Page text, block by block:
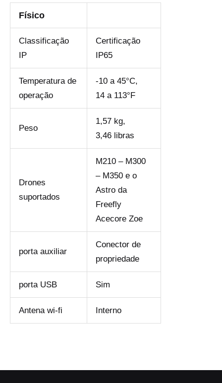
Físico
Classificação
IP
Certificação
IP65
Temperatura de
operação
-10 a 45°C,
14 a 113°F
Peso
1,57 kg,
3,46 libras
Drones
suportados
M210 – M300
– M350 e o
Astro da
Freefly
Acecore Zoe
porta auxiliar
Conector de
propriedade
porta USB Sim
Antena wi-fi Interno